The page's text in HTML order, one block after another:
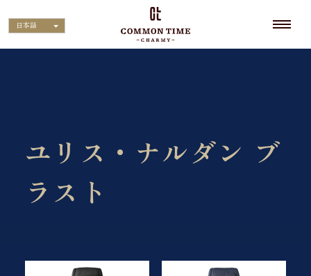
日本語
ユリス・ナルダン ブ
ラスト